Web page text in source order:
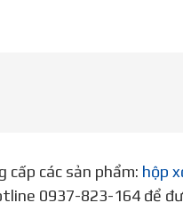
cấp các sản phẩm: hộp
0937-823-164 để